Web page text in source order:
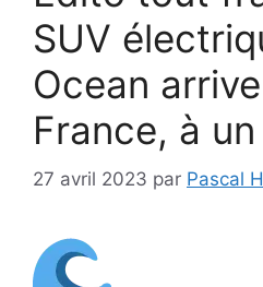
SUV
Ocean
France, à
27 avril 2023 par Pascal